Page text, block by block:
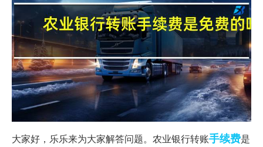
大家好，乐乐来为大家解答问题。农业银行转账手续费是